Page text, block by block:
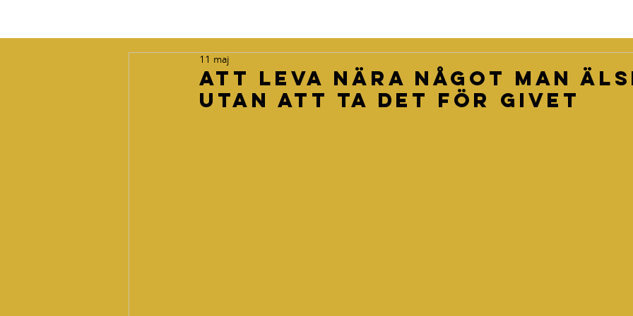
Att leva nära något man
utan att ta det för givet
11 maj